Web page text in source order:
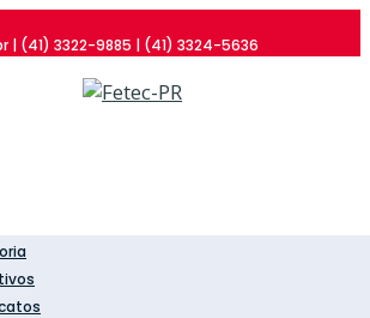
| (41) 3322-9885 | (41) 3324-5636